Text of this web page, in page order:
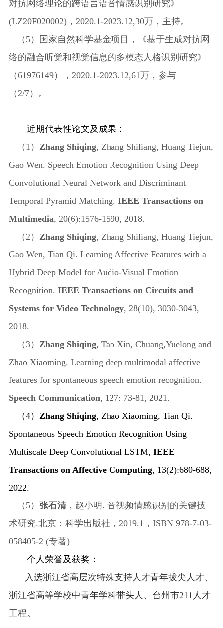
对抗网络理论的跨语言语音情感识别研究》
(LZ20F020002)， 2020.1-2023.12,30万，主持。
（ 5）国家自然科学基金项目，《基于生成对抗网
络的融合听觉和视觉信息的多模态人格识别研究》
（61976149）， 2020.1-2023.12,61万，参与
（2/7）。
近期代表性论文及成果：
（ 1） Zhang Shiqing, Zhang Shiliang, Huang Tiejun,
Gao Wen. Speech Emotion Recognition Using Deep
Convolutional Neural Network and Discriminant
Temporal Pyramid Matching. IEEE Transactions on
Multimedia, 20(6):1576-1590, 2018.
（ 2） Zhang Shiqing, Zhang Shiliang, Huang Tiejun,
Gao Wen, Tian Qi. Learning Affective Features with a
Hybrid Deep Model for Audio-Visual Emotion
Recognition. IEEE Transactions on Circuits and
Systems for Video Technology, 28(10), 3030-3043,
2018.
（ 3） Zhang Shiqing, Tao Xin, Chuang,Yuelong and
Zhao Xiaoming. Learning deep multimodal affective
features for spontaneous speech emotion recognition.
Speech Communication, 127: 73-81, 2021.
（4） Zhang Shiqing, Zhao Xiaoming, Tian Qi.
Spontaneous Speech Emotion Recognition Using
Multiscale Deep Convolutional LSTM, IEEE
Transactions on Affective Computing, 13(2):680-688,
2022.
（ 5） 张石清，赵小明 . 音视频情感识别的关键技
术研究.北京：科学出版社，2019.1，ISBN 978-7-03-
058405-2 (专著)
个人荣誉及获奖：
入选浙江省高层次特殊支持人才青年拔尖人才、
浙江省高等学校中青年学科带头人、台州市211人才
工程。